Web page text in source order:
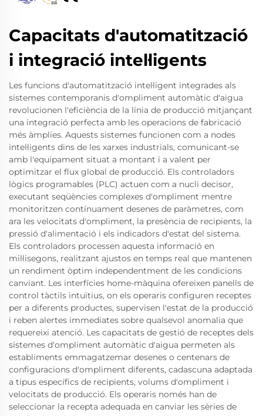
Capacitats d'automatització
i integració intel·ligents
Les funcions d'automatització intel·ligent integrades als
sistemes contemporanis d'ompliment automàtic d'aigua
revolucionen l'eficiència de la línia de producció mitjançant
una integració perfecta amb les operacions de fabricació
més àmplies. Aquests sistemes funcionen com a nodes
intel·ligents dins de les xarxes industrials, comunicant-se
amb l'equipament situat a montant i a valent per
optimitzar el flux global de producció. Els controladors
lògics programables (PLC) actuen com a nucli decisor,
executant seqüències complexes d'ompliment mentre
monitoritzen contínuament desenes de paràmetres, com
ara les velocitats d'ompliment, la presència de recipients, la
pressió d'alimentació i els indicadors d'estat del sistema.
Els controladors processen aquesta informació en
mil·lisegons, realitzant ajustos en temps real que mantenen
un rendiment òptim independentment de les condicions
canviant. Les interfícies home-màquina ofereixen panells de
control tàctils intuïtius, on els operaris configuren receptes
per a diferents productes, supervisen l'estat de la producció
i reben alertes immediates sobre qualsevol anomalia que
requereixi atenció. Les capacitats de gestió de receptes dels
sistemes d'ompliment automàtic d'aigua permeten als
establiments emmagatzemar desenes o centenars de
configuracions d'ompliment diferents, cadascuna adaptada
a tipus específics de recipients, volums d'ompliment i
velocitats de producció. Els operaris només han de
seleccionar la recepta adequada en canviar les sèries de